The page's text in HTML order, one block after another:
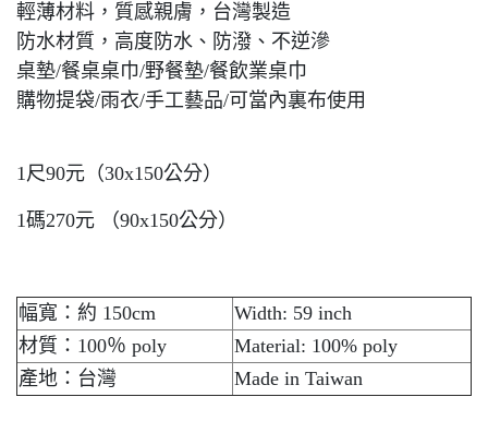
輕薄材料，質感親膚，台灣製造
防水材質，高度防水、防潑、不逆滲
桌墊/餐桌桌巾/野餐墊/餐飲業桌巾
購物提袋/雨衣/手工藝品/可當內裏布使用
1尺90元（30x150公分）
1碼270元 （90x150公分）
幅寬：約 150cm
Width: 59 inch
材質：100％ poly
Material: 100% poly
產地：台灣
Made in Taiwan